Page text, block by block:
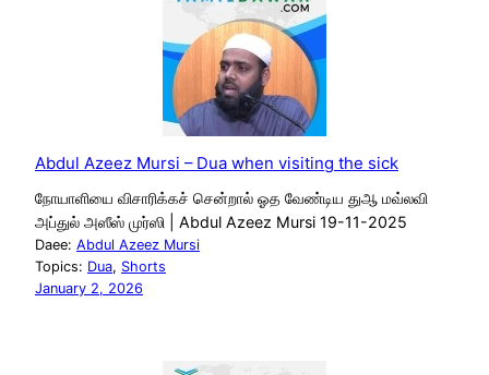
Abdul Azeez Mursi – Dua when visiting the sick
நோயாளியை விசாரிக்கச் சென்றால் ஓத வேண்டிய துஆ மவ்லவி
அப்துல் அஸீஸ் முர்ஸி | Abdul Azeez Mursi 19-11-2025
Daee: Abdul Azeez Mursi
Topics: Dua, Shorts
January 2, 2026